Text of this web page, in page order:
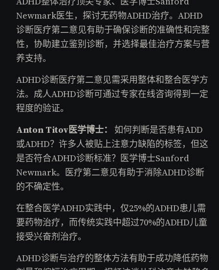
Newmark医生，探讨无药物ADHD治疗。ADHD
诊断医疗第二意见有助于确保诊断的准确性和完整
性，协助建立鉴别诊断，并选择最佳治疗方案与营
养支持。
ADHD诊断医疗第二意见需采用整体和整合医学方
法。成人ADHD诊断可通过专家在线咨询得到一定
程度的验证。
Anton Titov医学博士： 如何判断是否患有ADD
或ADHD？许多人被贴上注意力缺陷的标签，但这
是否符合ADHD诊断标准？医学博士Sanford
Newmark。医疗第二意见有助于消除ADHD诊断
的不确定性。
在整合医学ADHD实践中，仅25%的ADHD患儿需
要药物治疗，而传统实践中超过70%的ADHD儿童
接受兴奋剂治疗。
ADHD诊断与治疗的整体方法有助于成功降低药物